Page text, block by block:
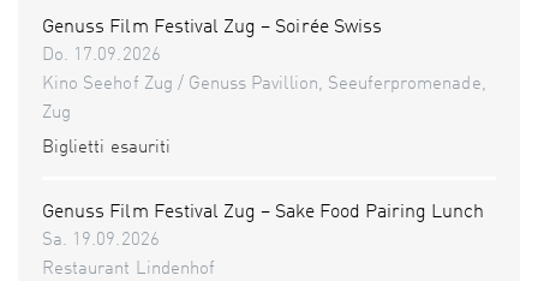
Genuss Film Festival Zug – Soirée Swiss
Do. 17.09.2026
Kino Seehof Zug / Genuss Pavillion, Seeuferpromenade,
Zug
Biglietti esauriti
Genuss Film Festival Zug – Sake Food Pairing Lunch
Sa. 19.09.2026
Restaurant Lindenhof